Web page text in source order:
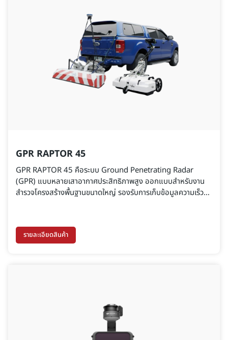
GPR RAPTOR 45
GPR RAPTOR 45 คือระบบ Ground Penetrating Radar
(GPR) แบบหลายเสาอากาศประสิทธิภาพสูง ออกแบบสำหรับงาน
สำรวจโครงสร้างพื้นฐานขนาดใหญ่ รองรับการเก็บข้อมูลความเร็วสูง
แม่นยำและขับเคลื่อนด้วยข้อมูลจริง
รายละเอียดสินค้า